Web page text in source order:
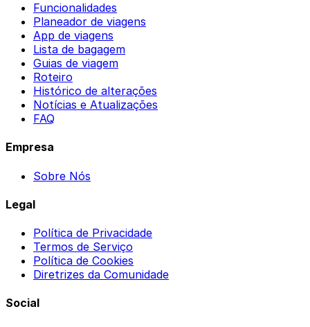
Funcionalidades
Planeador de viagens
App de viagens
Lista de bagagem
Guias de viagem
Roteiro
Histórico de alterações
Notícias e Atualizações
FAQ
Empresa
Sobre Nós
Legal
Política de Privacidade
Termos de Serviço
Política de Cookies
Diretrizes da Comunidade
Social